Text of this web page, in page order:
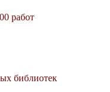
работ
библиотек